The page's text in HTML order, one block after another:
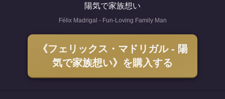
陽気で家族想い
Félix Madrigal - Fun‐Loving Family Man
《フェリックス・マドリガル - 陽
気で家族想い》を購入する